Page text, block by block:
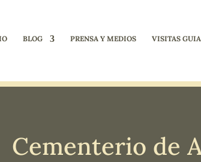
BLOG PRENSA Y MEDIOS VISITAS
Cementerio de